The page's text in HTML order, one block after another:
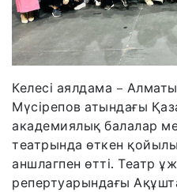
Келесі аялдама –
Мүсірепов атындағы
академиялық балалар
театрында өткен
аншлагпен өтті. Театр
репертуарындағы